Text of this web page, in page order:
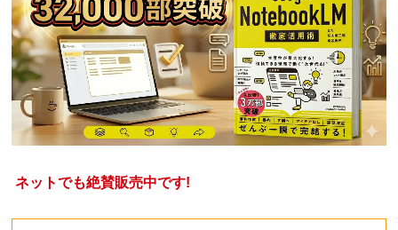
ネットでも絶賛販売中です!